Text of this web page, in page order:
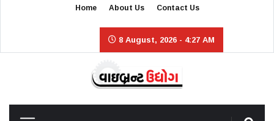
Home About Us Contact Us
8 August, 2026 - 4:27 AM